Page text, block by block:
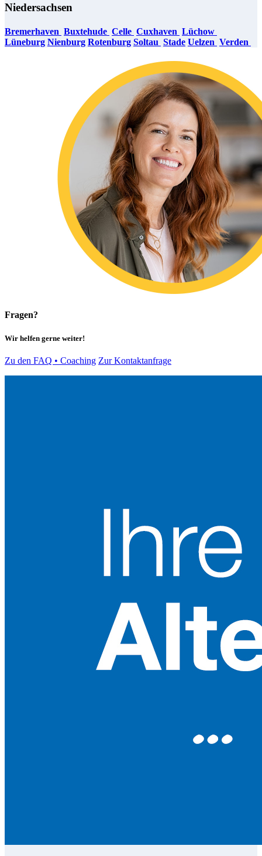
Niedersachsen
Bremerhaven Buxtehude Celle Cuxhaven Lüchow
Lüneburg Nienburg Rotenburg Soltau Stade Uelzen Verden
Fragen?
Wir helfen gerne weiter!
Zu den FAQ • Coaching Zur Kontaktanfrage